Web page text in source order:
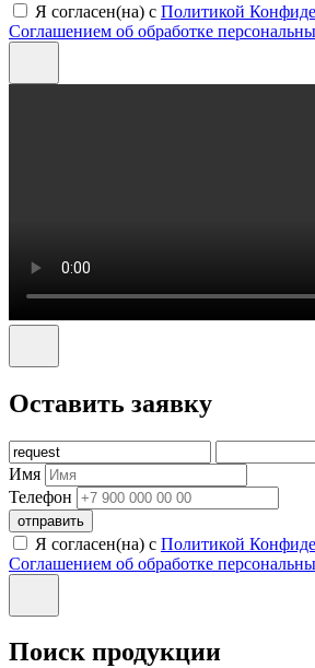
Я согласен(на) с Политикой
Соглашением об обработке
Оставить заявку
Имя
Телефон
отправить
Я согласен(на) с Политикой
Соглашением об обработке
Поиск продукции